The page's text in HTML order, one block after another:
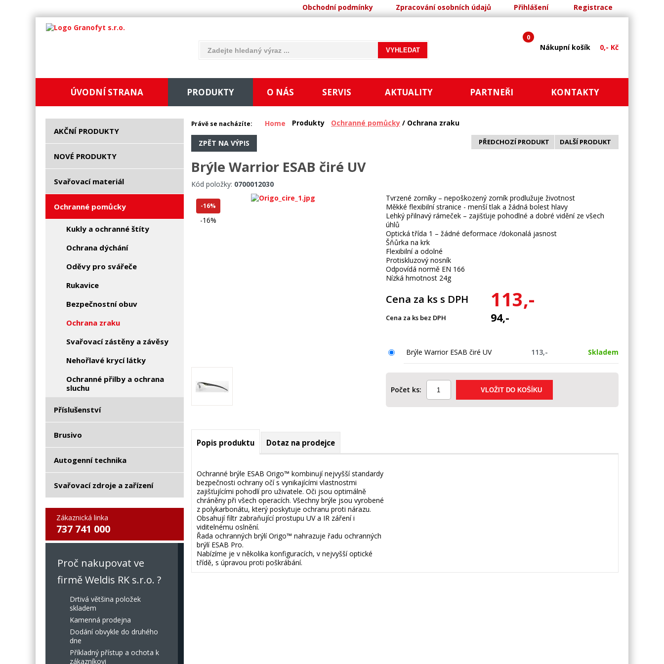
Obchodní podmínky Zpracování osobních údajů Přihlášení Registrace
Nákupní košík 0,- Kč
0
ÚVODNÍ STRANA PRODUKTY O NÁS SERVIS AKTUALITY PARTNEŘI KONTAKTY
AKČNÍ PRODUKTY
NOVÉ PRODUKTY
Svařovací materiál
Ochranné pomůcky
Kukly a ochranné štíty
Ochrana dýchání
Oděvy pro svářeče
Rukavice
Bezpečnostní obuv
Ochrana zraku
Svařovací zástěny a závěsy
Nehořlavé krycí látky
Ochranné přilby a ochrana
sluchu
Příslušenství
Brusivo
Autogenní technika
Svařovací zdroje a zařízení
Zákaznická linka
737 741 000
Proč nakupovat ve
firmě Weldis RK s.r.o. ?
Drtivá většina položek
skladem
Kamenná prodejna
Dodání obvykle do druhého
dne
Příkladný přístup a ochota k
zákazníkovi
Právě se nacházíte: Home Produkty Ochranné pomůcky / Ochrana zraku
ZPĚT NA VÝPIS DALŠÍ PRODUKT
PŘEDCHOZÍ PRODUKT
Brýle Warrior ESAB čiré UV
Kód položky: 0700012030
-16%
-16%
Tvrzené zorníky – nepoškozený zorník prodlužuje životnost
Měkké flexibilní stranice - menší tlak a žádná bolest hlavy
Lehký přilnavý rámeček – zajišťuje pohodlné a dobré vidění ze všech
úhlů
Optická třída 1 – žádné deformace /dokonalá jasnost
Šňůrka na krk
Flexibilní a odolné
Protiskluzový nosník
Odpovídá normě EN 166
Nízká hmotnost 24g
Cena za ks s DPH 113,-
Cena za ks bez DPH 94,-
Brýle Warrior ESAB čiré UV 113,- Skladem
Počet ks:
Popis produktu Dotaz na prodejce
Ochranné brýle ESAB Origo™ kombinují nejvyšší standardy
bezpečnosti ochrany očí s vynikajícími vlastnostmi
zajišťujícími pohodlí pro uživatele. Oči jsou optimálně
chráněny při všech operacích. Všechny brýle jsou vyrobené
z polykarbonátu, který poskytuje ochranu proti nárazu.
Obsahují filtr zabraňující prostupu UV a IR záření i
viditelnému oslnění.
Řada ochranných brýlí Origo™ nahrazuje řadu ochranných
brýlí ESAB Pro.
Nabízíme je v několika konfiguracích, v nejvyšší optické
třídě, s úpravou proti poškrábání.